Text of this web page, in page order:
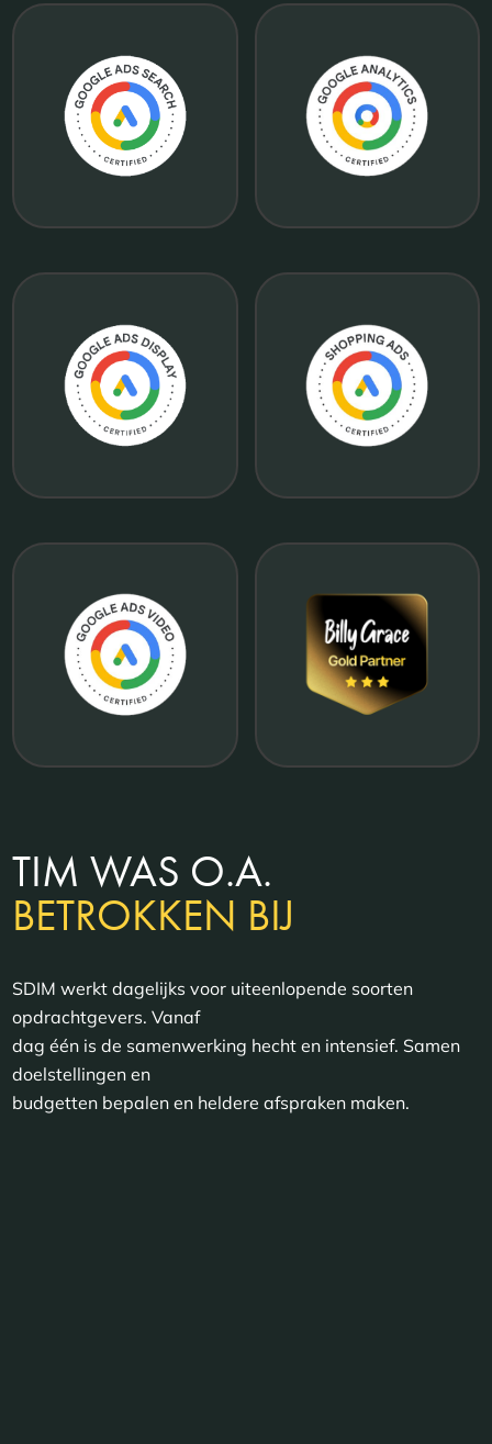
TIM WAS O.A.
BETROKKEN BIJ
SDIM werkt dagelijks voor uiteenlopende soorten
opdrachtgevers. Vanaf
dag één is de samenwerking hecht en intensief. Samen
doelstellingen en
budgetten bepalen en heldere afspraken maken.